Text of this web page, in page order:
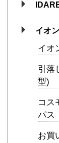
イオ
イオ
引落
型)
コス
パス
お買